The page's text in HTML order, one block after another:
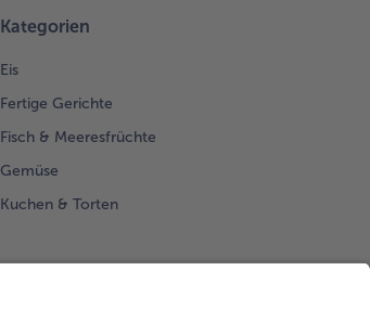
Kategorien
Eis
Fertige Gerichte
Fisch & Meeresfrüchte
Gemüse
Kuchen & Torten